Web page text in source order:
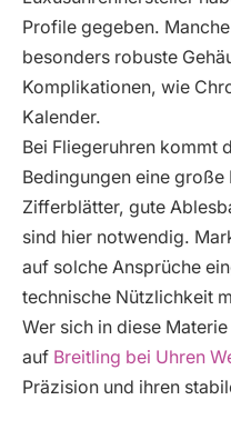
Profile gegeben.
besonders robuste
Komplikationen, wie
Kalender.
Bei Fliegeruhren kommt
Bedingungen eine
Zifferblätter, gute
sind hier notwendig.
auf solche Ansprüche
technische Nützlichkeit
Wer sich in diese
auf Breitling bei Uhren
Präzision und ihren